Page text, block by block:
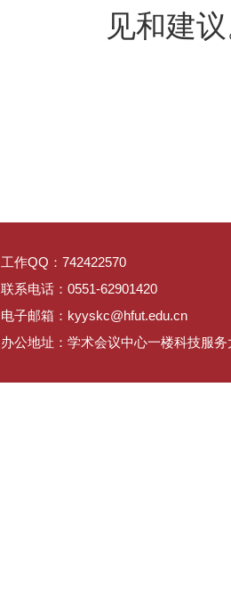
见和建
工作QQ：742422570
联系电话：0551-62901420
电子邮箱：kyyskc@hfut.edu.cn
办公地址：学术会议中心一楼科技服务